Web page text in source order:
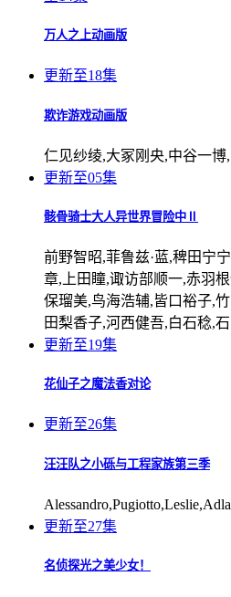
万人之上动画版
更新至18集
欺诈游戏动画版
仁见纱绫,大冢刚央,中谷一博
更新至05集
骸骨骑士大人异世界冒险中Ⅱ
前野智昭,菲鲁兹·蓝,稗田宁
章,上田瞳,诹访部顺一,赤羽
保瑠美,鸟海浩辅,皆口裕子,
田梨香子,河西健吾,白石稔,
更新至19集
花仙子之魔法香对论
更新至26集
汪汪队之小砾与工程家族第三季
更新至27集
名侦探光之美少女！